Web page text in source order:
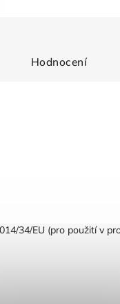
Hodnocení
34/EU (pro použití v